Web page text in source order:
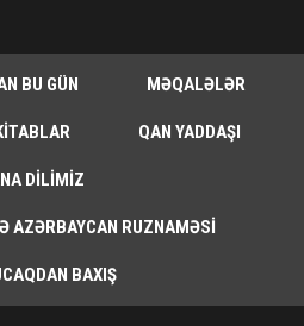
BU GÜN MƏQALƏLƏR
QAN YADDAŞI
DILIMIZ
AZƏRBAYCAN RUZNAMƏSI
BAXIŞ